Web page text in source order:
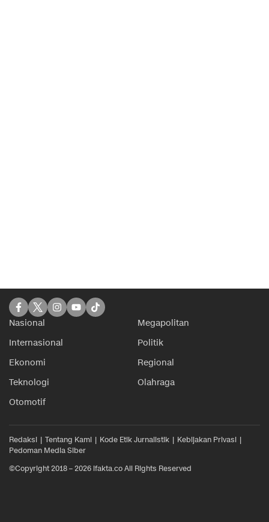
Nasional
Megapolitan
Internasional
Politik
Ekonomi
Regional
Teknologi
Olahraga
Otomotif
Redaksi Tentang Kami Kode Etik Jurnalistik
Kebijakan Privasi
Pedoman Media Siber
©Copyright 2018 – 2026 ifakta.co All Rights Reserved